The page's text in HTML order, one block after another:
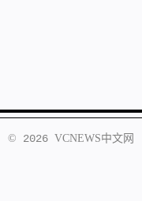
© 2026 VCNEWS中文网